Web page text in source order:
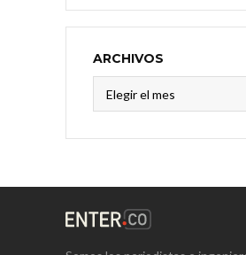
ARCHIVOS